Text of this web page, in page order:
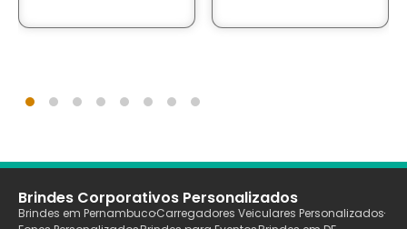
Brindes Corporativos Personalizados
Brindes em PernambucoCarregadores Veiculares Personalizados